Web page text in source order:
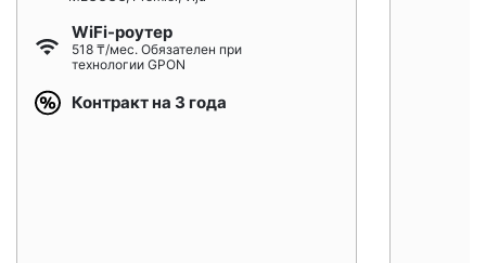
WiFi-роутер
518 ₸/мес. Обязателен при
технологии GPON
Контракт на 3 года